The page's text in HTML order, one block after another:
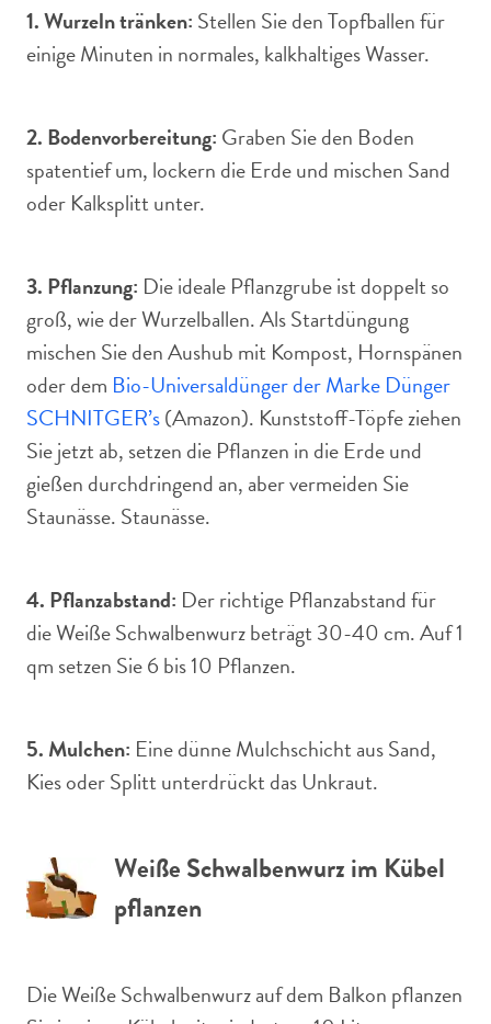
1. Wurzeln tränken: Stellen Sie den Topfballen für
einige Minuten in normales, kalkhaltiges Wasser.
2. Bodenvorbereitung: Graben Sie den Boden
spatentief um, lockern die Erde und mischen Sand
oder Kalksplitt unter.
3. Pflanzung: Die ideale Pflanzgrube ist doppelt so
groß, wie der Wurzelballen. Als Startdüngung
mischen Sie den Aushub mit Kompost, Hornspänen
oder dem Bio-Universaldünger der Marke Dünger
SCHNITGER’s(Amazon). Kunststoff-Töpfe ziehen
Sie jetzt ab, setzen die Pflanzen in die Erde und
gießen durchdringend an, aber vermeiden Sie
Staunässe. Staunässe.
4. Pflanzabstand: Der richtige Pflanzabstand für
die Weiße Schwalbenwurz beträgt 30-40 cm. Auf 1
qm setzen Sie 6 bis 10 Pflanzen.
5. Mulchen: Eine dünne Mulchschicht aus Sand,
Kies oder Splitt unterdrückt das Unkraut.
Weiße Schwalbenwurz im Kübel
pflanzen
Die Weiße Schwalbenwurz auf dem Balkon pflanzen